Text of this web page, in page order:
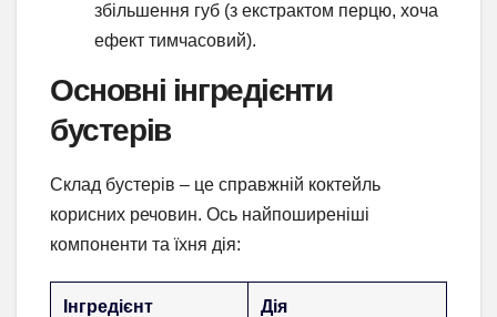
збільшення губ (з екстрактом перцю, хоча
ефект тимчасовий).
Основні інгредієнти
бустерів
Склад бустерів – це справжній коктейль
корисних речовин. Ось найпоширеніші
компоненти та їхня дія:
Інгредієнт Дія